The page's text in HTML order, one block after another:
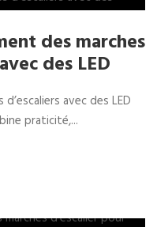
des marches
des LED
avec des LED
praticité,...